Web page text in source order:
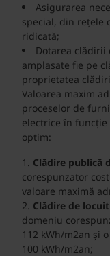
Asigurarea
special, din rețele
ridicată;
Dotarea clădirii
amplasate fie pe
proprietatea
Valoarea maxim
proceselor de
electrice în
optim:
Clădire publică
corespunzator
valoare maximă
Clădire de
domeniu
112 kWh/m2an și
100 kWh/m2an;